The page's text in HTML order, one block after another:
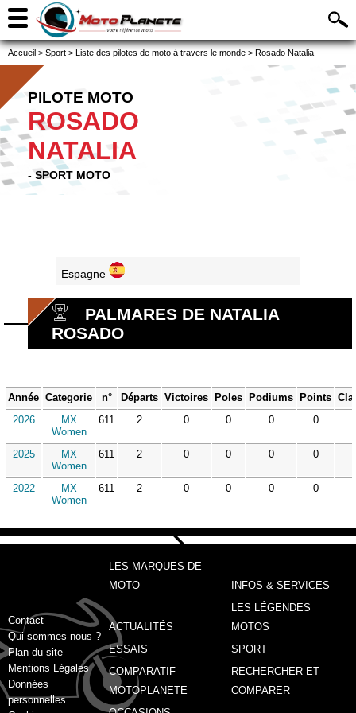
Accueil > Sport > Liste des pilotes de moto à travers le monde > Rosado Natalia
PILOTE MOTO
ROSADO
NATALIA
- SPORT MOTO
Espagne
PALMARES DE NATALIA
ROSADO
Année Categorie n° Départs Victoires Poles Podiums Points
2026
MX
Women
611 2 0 0 0 0
2025
MX
Women
611 2 0 0 0 0
2022
MX
Women
611 2 0 0 0 0
Contact
Qui sommes-nous ?
Plan du site
Mentions Légales
Données
personnelles
LES MARQUES DE
MOTO
INFOS & SERVICES
ACTUALITÉS
LES LÉGENDES
MOTOS
ESSAIS
SPORT
COMPARATIF
MOTOPLANETE
RECHERCHER ET
COMPARER